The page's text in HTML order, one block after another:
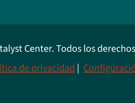
Center. Todos los
de privacidad|